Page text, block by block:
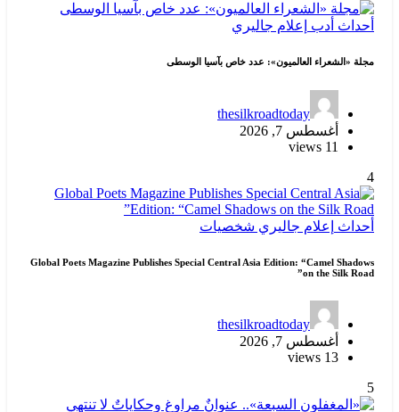
أحداث أدب إعلام جاليري
مجلة «الشعراء العالميون»: عدد خاص بآسيا الوسطى
thesilkroadtoday
أغسطس 7, 2026
11 views
4
أحداث إعلام جاليري شخصيات
Global Poets Magazine Publishes Special Central Asia Edition: “Camel Shadows
on the Silk Road”
thesilkroadtoday
أغسطس 7, 2026
13 views
5